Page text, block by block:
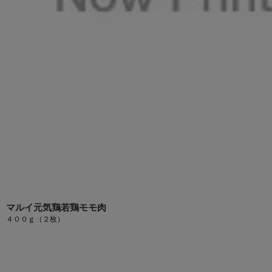
マルイ元気鶏若鶏モモ肉
４００ｇ（２枚）